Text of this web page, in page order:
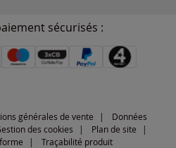
sécurisés :
générales de vente
Données
des cookies
Plan de site
Traçabilité produit